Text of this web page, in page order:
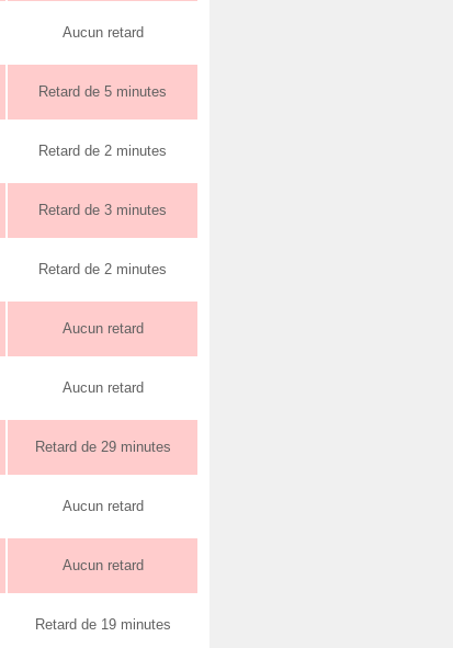
Aucun retard
Retard de 5 minutes
Retard de 2 minutes
Retard de 3 minutes
Retard de 2 minutes
Aucun retard
Aucun retard
Retard de 29 minutes
Aucun retard
Aucun retard
Retard de 19 minutes